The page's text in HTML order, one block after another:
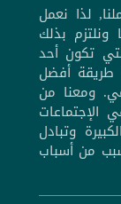
لذا نعمل
بذلك
تكون أحد
طريقة أفضل
ومعنا من
الإجتماعات
وتبادل
من أسباب